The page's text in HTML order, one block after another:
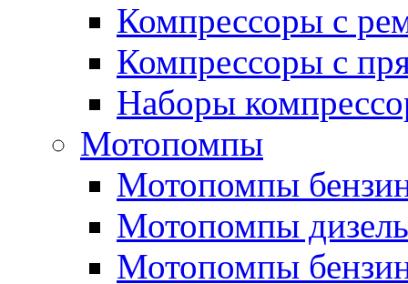
Компрессоры с
Компрессоры с
Наборы
Мотопомпы
Мотопомпы
Мотопомпы
Мотопомпы